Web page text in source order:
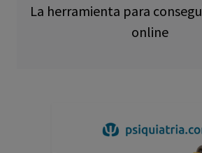
La herramienta para
online